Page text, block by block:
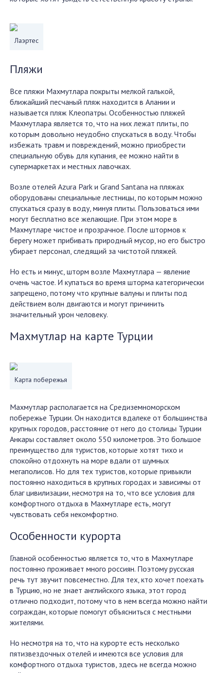
Лаэртес
Пляжи
Все пляжи Махмутлара покрыты мелкой галькой,
ближайший песчаный пляж находится в Алании и
называется пляж Клеопатры. Особенностью пляжей
Махмутлара является то, что на них лежат плиты, по
которым довольно неудобно спускаться в воду. Чтобы
избежать травм и повреждений, можно приобрести
специальную обувь для купания, ее можно найти в
супермаркетах и местных лавочках.
Возле отелей Azura Park и Grand Santana на пляжах
оборудованы специальные лестницы, по которым можно
спускаться сразу в воду, минуя плиты. Пользоваться ими
могут бесплатно все желающие. При этом море в
Махмутларе чистое и прозрачное. После штормов к
берегу может прибивать природный мусор, но его быстро
убирает персонал, следящий за чистотой пляжей.
Но есть и минус, шторм возле Махмутлара — явление
очень частое. И купаться во время шторма категорически
запрещено, потому что крупные валуны и плиты под
действием волн двигаются и могут причинить
значительный урон человеку.
Махмутлар на карте Турции
Карта побережья
Махмутлар располагается на Средиземноморском
побережье Турции. Он находится вдалеке от большинства
крупных городов, расстояние от него до столицы Турции
Анкары составляет около 550 километров. Это большое
преимущество для туристов, которые хотят тихо и
спокойно отдохнуть на море вдали от шумных
мегаполисов. Но для тех туристов, которые привыкли
постоянно находиться в крупных городах и зависимы от
благ цивилизации, несмотря на то, что все условия для
комфортного отдыха в Махмутларе есть, могут
чувствовать себя некомфортно.
Особенности курорта
Главной особенностью является то, что в Махмутларе
постоянно проживает много россиян. Поэтому русская
речь тут звучит повсеместно. Для тех, кто хочет поехать
в Турцию, но не знает английского языка, этот город
отлично подходит, потому что в нем всегда можно найти
сограждан, которые помогут объясниться с местными
жителями.
Но несмотря на то, что на курорте есть несколько
пятизвездочных отелей и имеются все условия для
комфортного отдыха туристов, здесь не всегда можно